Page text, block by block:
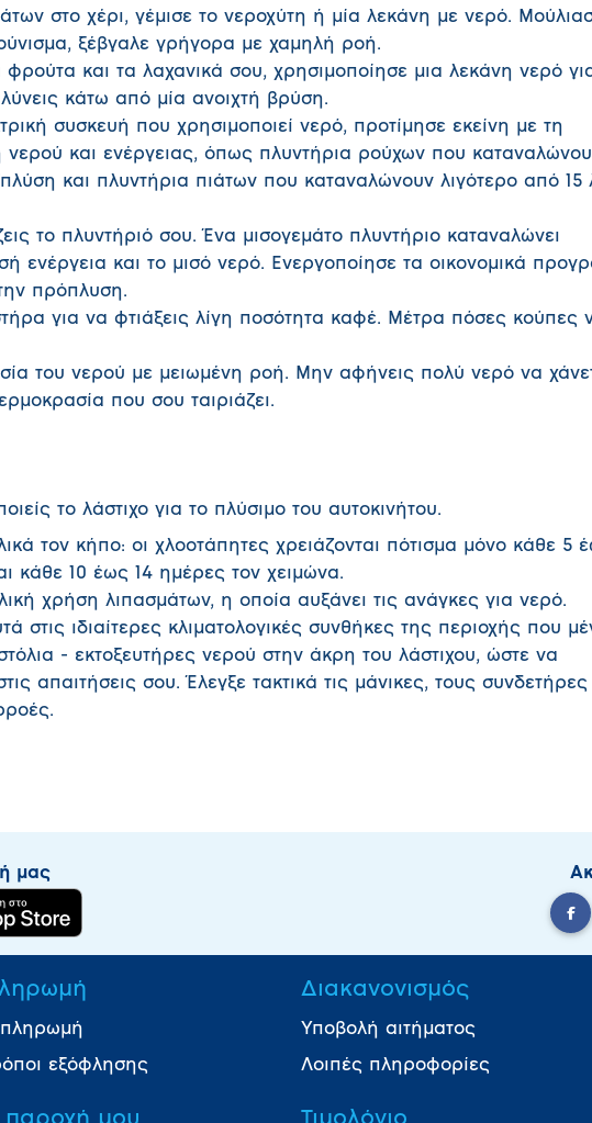
στο χέρι, γέμισε το νεροχύτη ή μία λεκάνη με νερό.
ξέβγαλε γρήγορα με χαμηλή ροή.
φρούτα και τα λαχανικά σου, χρησιμοποίησε μια λεκάνη νερό
κάτω από μία ανοιχτή βρύση.
συσκευή που χρησιμοποιεί νερό, προτίμησε εκείνη με τη
νερού και ενέργειας, όπως πλυντήρια ρούχων που
και πλυντήρια πιάτων που καταναλώνουν λιγότερο από 15
το πλυντήριό σου. Ένα μισογεμάτο πλυντήριο καταναλώνει
ενέργεια και το μισό νερό. Ενεργοποίησε τα οικονομικά
πρόπλυση.
για να φτιάξεις λίγη ποσότητα καφέ. Μέτρα πόσες κούπες
του νερού με μειωμένη ροή. Μην αφήνεις πολύ νερό να
που σου ταιριάζει.
το λάστιχο για το πλύσιμο του αυτοκινήτου.
τον κήπο: οι χλοοτάπητες χρειάζονται πότισμα μόνο κάθε 5
κάθε 10 έως 14 ημέρες τον χειμώνα.
χρήση λιπασμάτων, η οποία αυξάνει τις ανάγκες για νερό.
στις ιδιαίτερες κλιματολογικές συνθήκες της περιοχής που
- εκτοξευτήρες νερού στην άκρη του λάστιχου, ώστε να
απαιτήσεις σου. Έλεγξε τακτικά τις μάνικες, τους συνδετήρες
μας
εξόφλησης
Διακανονισμός
Υποβολή αιτήματος
Λοιπές πληροφορίες